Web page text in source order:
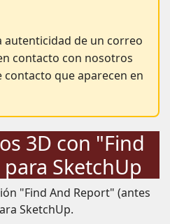
autenticidad de un correo
contacto con nosotros
que aparecen en
3D con "Find
SketchUp
"Find And Report" (antes
SketchUp.